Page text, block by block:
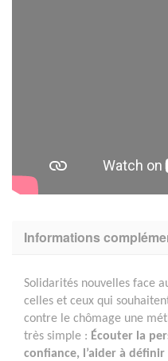
Informations
Solidarités nouvelles face
celles et ceux qui
contre le chômage une
très simple : Écouter la
confiance, l’aider à